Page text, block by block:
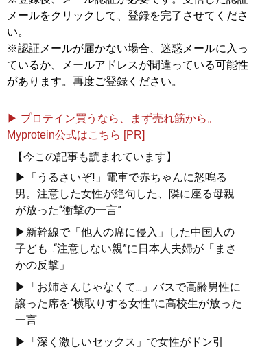
メールをクリックして、登録を完了させてくださ
い。
※認証メールが届かない場合、迷惑メールに入っ
ているか、メールアドレスが間違っている可能性
があります。再度ご登録ください。
▶ プロテイン買うなら、まず売れ筋から。
Myprotein公式はこちら [PR]
【今この記事も読まれています】
▶「うるさいぞ!」電車で赤ちゃんに怒鳴る
男。注意した女性が絶句した、隣に座る母親
が放った“衝撃の一言”
▶新幹線で「他人の席に侵入」した中国人の
子ども...“注意しない親”に日本人夫婦が「まさ
かの反撃」
▶「お姉さんじゃなくて...」バスで高齢男性に
譲った席を“横取りする女性”に高校生が放った
一言
▶「深く激しいセックス」で女性がドン引